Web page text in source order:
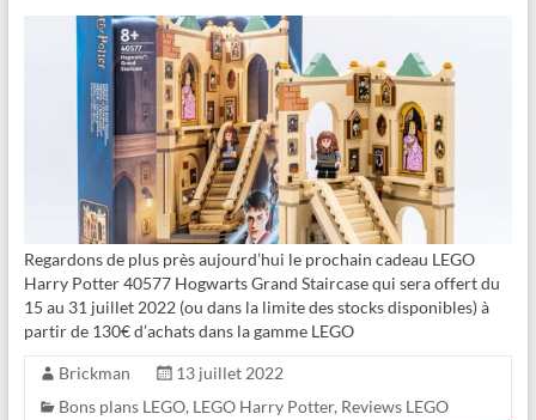
Regardons de plus près aujourd’hui le prochain cadeau LEGO
Harry Potter 40577 Hogwarts Grand Staircase qui sera offert du
15 au 31 juillet 2022 (ou dans la limite des stocks disponibles) à
partir de 130€ d’achats dans la gamme LEGO
Brickman
13 juillet 2022
Bons plans LEGO, LEGO Harry Potter, Reviews LEGO